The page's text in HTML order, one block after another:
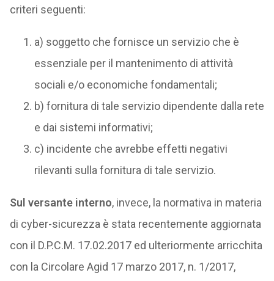
criteri seguenti:
a) soggetto che fornisce un servizio che è
essenziale per il mantenimento di attività
sociali e/o economiche fondamentali;
b) fornitura di tale servizio dipendente dalla rete
e dai sistemi informativi;
c) incidente che avrebbe effetti negativi
rilevanti sulla fornitura di tale servizio.
Sul versante interno, invece, la normativa in materia
di cyber-sicurezza è stata recentemente aggiornata
con il D.P.C.M. 17.02.2017 ed ulteriormente arricchita
con la Circolare Agid 17 marzo 2017, n. 1/2017,